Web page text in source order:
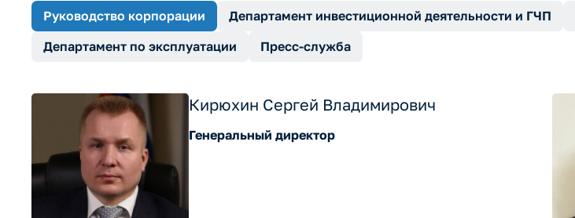
Руководство корпорации Департамент инвестиционной деятельности и ГЧП
Департамент по эксплуатации
Пресс-служба
Кирюхин Сергей Владимирович
Генеральный директор